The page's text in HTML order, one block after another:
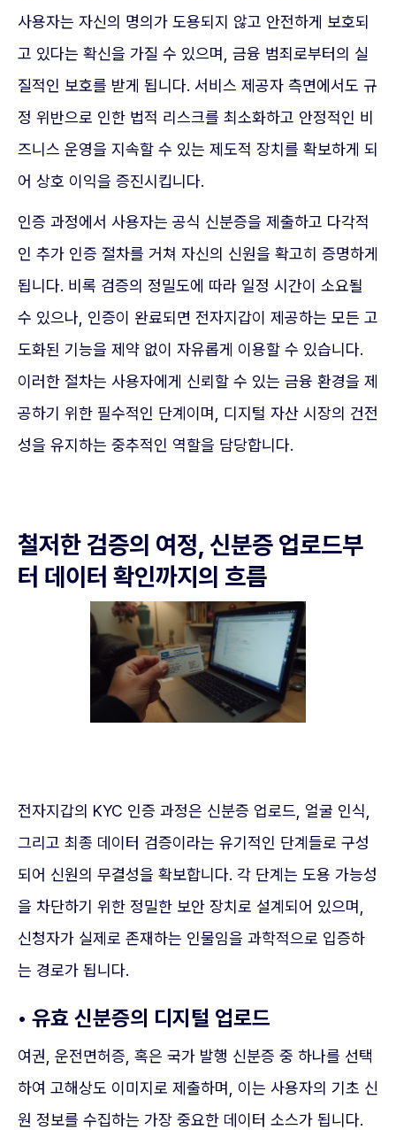
사용자는 자신의 명의가 도용되지 않고 안전하게 보호되
고 있다는 확신을 가질 수 있으며, 금융 범죄로부터의 실
질적인 보호를 받게 됩니다. 서비스 제공자 측면에서도 규
정 위반으로 인한 법적 리스크를 최소화하고 안정적인 비
즈니스 운영을 지속할 수 있는 제도적 장치를 확보하게 되
어 상호 이익을 증진시킵니다.
인증 과정에서 사용자는 공식 신분증을 제출하고 다각적
인 추가 인증 절차를 거쳐 자신의 신원을 확고히 증명하게
됩니다. 비록 검증의 정밀도에 따라 일정 시간이 소요될
수 있으나, 인증이 완료되면 전자지갑이 제공하는 모든 고
도화된 기능을 제약 없이 자유롭게 이용할 수 있습니다.
이러한 절차는 사용자에게 신뢰할 수 있는 금융 환경을 제
공하기 위한 필수적인 단계이며, 디지털 자산 시장의 건전
성을 유지하는 중추적인 역할을 담당합니다.
철저한 검증의 여정, 신분증 업로드부
터 데이터 확인까지의 흐름
전자지갑의 KYC 인증 과정은 신분증 업로드, 얼굴 인식,
그리고 최종 데이터 검증이라는 유기적인 단계들로 구성
되어 신원의 무결성을 확보합니다. 각 단계는 도용 가능성
을 차단하기 위한 정밀한 보안 장치로 설계되어 있으며,
신청자가 실제로 존재하는 인물임을 과학적으로 입증하
는 경로가 됩니다.
• 유효 신분증의 디지털 업로드
여권, 운전면허증, 혹은 국가 발행 신분증 중 하나를 선택
하여 고해상도 이미지로 제출하며, 이는 사용자의 기초 신
원 정보를 수집하는 가장 중요한 데이터 소스가 됩니다.